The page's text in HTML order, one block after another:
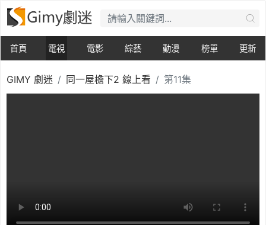
首頁 電視 電影 綜藝 動漫 榜單 更新
GIMY 劇迷 同一屋檐下2 線上看 第11集